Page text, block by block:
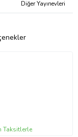
haykırıyor
Diğer Yayınevleri
Taksitlerle